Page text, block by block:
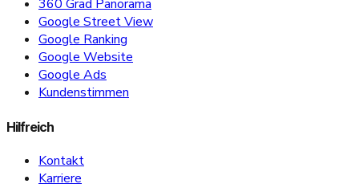
360 Grad Panorama
Google Street View
Google Ranking
Google Website
Google Ads
Kundenstimmen
Hilfreich
Kontakt
Karriere